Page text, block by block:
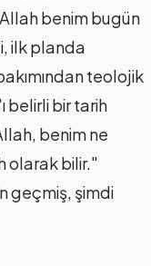
benim bugün
ilk planda
teolojik
belirli bir tarih
benim ne
olarak bilir."
geçmiş, şimdi